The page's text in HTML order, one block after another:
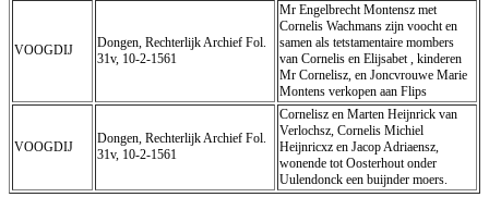
VOOGDIJ
Dongen, Rechterlijk Archief Fol.
31v, 10-2-1561
Mr Engelbrecht Montensz met
Cornelis Wachmans zijn voocht en
samen als tetstamentaire mombers
van Cornelis en Elijsabet , kinderen
Mr Cornelisz, en Joncvrouwe Marie
Montens verkopen aan Flips
VOOGDIJ
Dongen, Rechterlijk Archief Fol.
31v, 10-2-1561
Cornelisz en Marten Heijnrick van
Verlochsz, Cornelis Michiel
Heijnricxz en Jacop Adriaensz,
wonende tot Oosterhout onder
Uulendonck een buijnder moers.